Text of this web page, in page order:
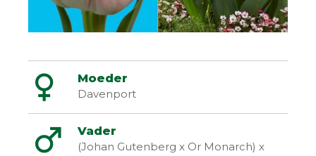
Moeder
Davenport
Vader
(Johan Gutenberg x Or Monarch) x